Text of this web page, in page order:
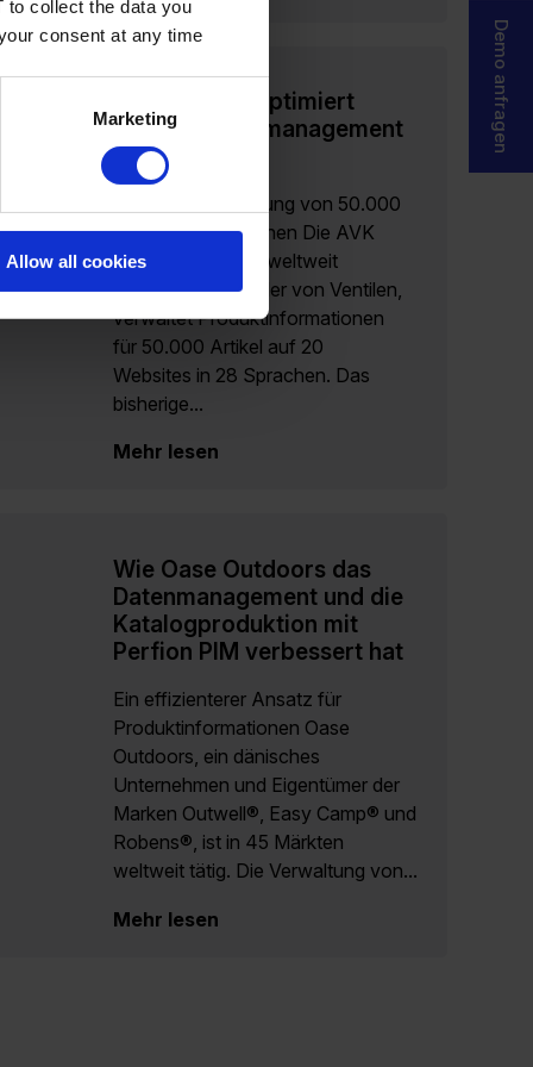
to collect the data you
consent at any time
Marketing
Allow all cookies
AVK Holding optimiert
Produktdatenmanagement
mit Perfion
Effiziente Verwaltung von 50.000
SKUs in 28 Sprachen Die AVK
Holding, einer der weltweit
führenden Hersteller von Ventilen,
verwaltet Produktinformationen
für 50.000 Artikel auf 20
Websites in 28 Sprachen. Das
bisherige...
Mehr lesen
Wie Oase Outdoors das
Datenmanagement und die
Katalogproduktion mit
Perfion PIM verbessert hat
Ein effizienterer Ansatz für
Produktinformationen Oase
Outdoors, ein dänisches
Unternehmen und Eigentümer der
Marken Outwell®, Easy Camp® und
Robens®, ist in 45 Märkten
weltweit tätig. Die Verwaltung von...
Mehr lesen
Demo anfragen